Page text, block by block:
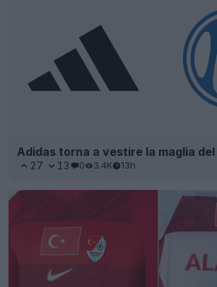
Adidas torna a vestire la maglia
27 13 0 3.4K 13h